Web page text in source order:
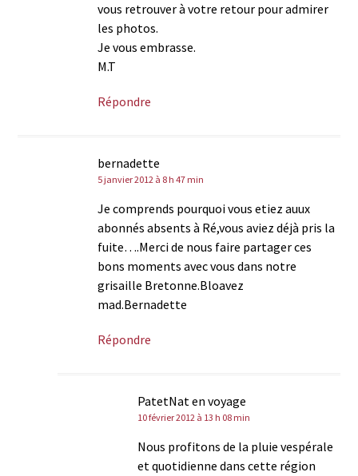
vous retrouver à votre retour pour admirer
les photos.
Je vous embrasse.
M.T
Répondre
bernadette
5 janvier 2012 à 8 h 47 min
Je comprends pourquoi vous etiez auux
abonnés absents à Ré,vous aviez déjà pris la
fuite….Merci de nous faire partager ces
bons moments avec vous dans notre
grisaille Bretonne.Bloavez
mad.Bernadette
Répondre
PatetNat en voyage
10 février 2012 à 13 h 08 min
Nous profitons de la pluie vespérale
et quotidienne dans cette région